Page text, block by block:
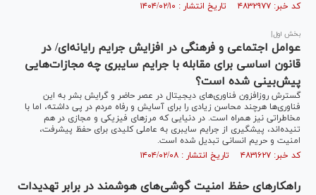
کد خبر: ۴۸۳۲۹۷۷ تاریخ انتشار : ۱۴۰۴/۰۲/۱۰
بخش اول|
عوامل اجتماعی و فرهنگی در افزایش جرایم رایانه‌ای/ در
قانون اساسی برای مقابله با جرایم سایبری چه مجازات‌هایی
پیش‌بینی شده است؟
گسترش روزافزون فناوری‌های دیجیتال در عصر حاضر و گرایش بشر به این
فناور‌ی‌ها هرچند محاسن زیادی را برای آسایش و رفاه مردم در پی داشته، اما با
مخاطراتی نیز همراه است. در دنیایی که مرز‌های فیزیکی و مجازی در هم
تنیده‌اند، پیشگیری از جرایم سایبری به عاملی کلیدی برای حفظ پیشرفت،
امنیت و حریم انسانی تبدیل شده است.
کد خبر: ۴۸۳۱۶۲۷ تاریخ انتشار : ۱۴۰۴/۰۲/۰۸
راهکار‌های حفظ امنیت گوشی‌های هوشمند در برابر تهدیدات